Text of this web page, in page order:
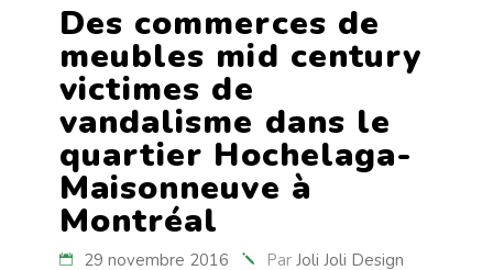
Des commerces de
meubles mid century
victimes de
vandalisme dans le
quartier Hochelaga-
Maisonneuve à
Montréal
29 novembre 2016 Par Joli Joli Design